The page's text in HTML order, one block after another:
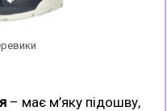
– має м’яку підошву,